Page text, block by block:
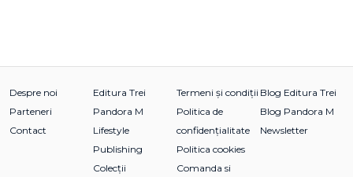
Despre noi
Parteneri
Contact
Editura Trei
Pandora M
Lifestyle
Publishing
Colecții
Termeni și condiții
Politica de
confidențialitate
Politica cookies
Comanda si
Blog Editura Trei
Blog Pandora M
Newsletter